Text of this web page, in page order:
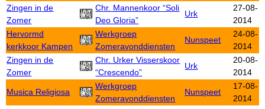
Zingen in de
Zomer
Chr. Mannenkoor “Soli
Deo Gloria”
Urk
27-08-
2014
Hervormd
kerkkoor Kampen
Werkgroep
Zomeravonddiensten
Nunspeet
24-08-
2014
Zingen in de
Zomer
Chr. Urker Visserskoor
“Crescendo”
Urk
20-08-
2014
Musica Religiosa
Werkgroep
Zomeravonddiensten
Nunspeet
17-08-
2014